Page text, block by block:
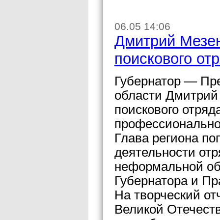
06.05 14:06
Дмитрий
поискового
Губернатор —
области
поискового
Глава региона
деятельности
неформальной
Губернатора и
На творческий
Великой